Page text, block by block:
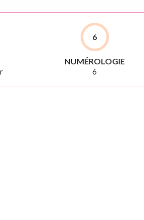
6
NUMÉROLOGIE
6